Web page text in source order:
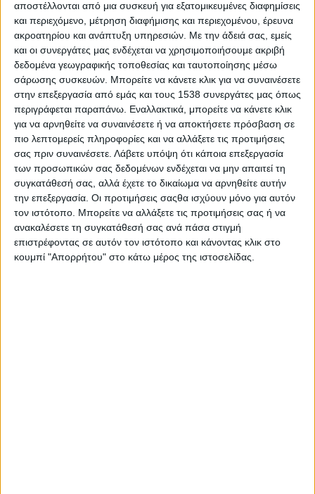
αποστέλλονται από μια συσκευή για εξατομικευμένες διαφημίσεις
και περιεχόμενο, μέτρηση διαφήμισης και περιεχομένου, έρευνα
ακροατηρίου και ανάπτυξη υπηρεσιών. Με την άδειά σας, εμείς
και οι συνεργάτες μας ενδέχεται να χρησιμοποιήσουμε ακριβή
δεδομένα γεωγραφικής τοποθεσίας και ταυτοποίησης μέσω
σάρωσης συσκευών. Μπορείτε να κάνετε κλικ για να συναινέσετε
στην επεξεργασία από εμάς και τους 1538 συνεργάτες μας όπως
περιγράφεται παραπάνω. Εναλλακτικά, μπορείτε να κάνετε κλικ
για να αρνηθείτε να συναινέσετε ή να αποκτήσετε πρόσβαση σε
πιο λεπτομερείς πληροφορίες και να αλλάξετε τις προτιμήσεις
σας πριν συναινέσετε. Λάβετε υπόψη ότι κάποια επεξεργασία
των προσωπικών σας δεδομένων ενδέχεται να μην απαιτεί τη
συγκατάθεσή σας, αλλά έχετε το δικαίωμα να αρνηθείτε αυτήν
την επεξεργασία. Οι προτιμήσεις σαςθα ισχύουν μόνο για αυτόν
τον ιστότοπο. Μπορείτε να αλλάξετε τις προτιμήσεις σας ή να
ανακαλέσετε τη συγκατάθεσή σας ανά πάσα στιγμή
επιστρέφοντας σε αυτόν τον ιστότοπο και κάνοντας κλικ στο
κουμπί "Απορρήτου" στο κάτω μέρος της ιστοσελίδας.
7 Δεκεμβρίου 2023
Φεστιβάλ Ερασιτεχνικού Θεάτρου 2023 Θεατρική Ομάδα
Παναιτωλίου «Χρήστος Καπράλος»: «Θηλυκή Παγίδα»
[Εμπνευσμένο από το έργο του Ρομπέρ Τομά «Ο κόκκος…
Διαβάστε περισσότερα